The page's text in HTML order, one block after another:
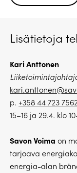
Lisätietoja
Kari Anttonen
p. +358 44 723
15–16 ja 29.4. klo
Savon Voima on
tarjoava
energia-alan